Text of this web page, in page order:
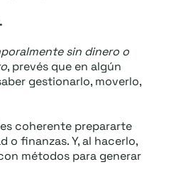
sin dinero o
, prevés que en algún
gestionarlo, moverlo,
coherente prepararte
finanzas. Y, al hacerlo,
métodos para generar